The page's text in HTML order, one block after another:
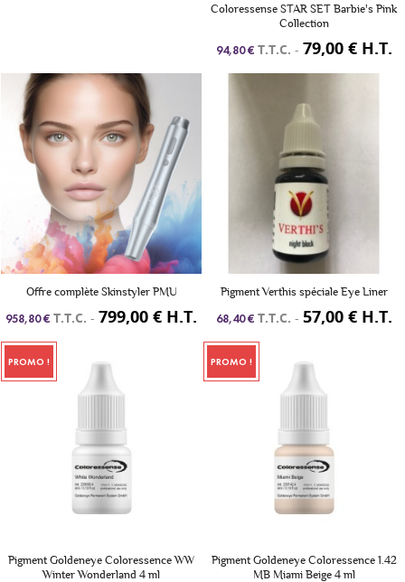
Coloressense STAR SET Barbie's Pink
Collection
94,80 € T.T.C. - 79,00 € H.T.
Offre complète Skinstyler PMU
958,80 € T.T.C. - 799,00 € H.T.
Pigment Verthis spéciale Eye Liner
68,40 € T.T.C. - 57,00 € H.T.
PROMO !
Pigment Goldeneye Coloressence WW
Winter Wonderland 4 ml
PROMO !
Pigment Goldeneye Coloressence 1.42
MB Miami Beige 4 ml